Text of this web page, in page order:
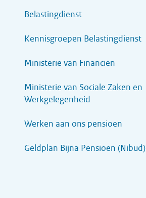
Belastingdienst
Kennisgroepen Belastingdienst
Ministerie van Financiën
Ministerie van Sociale Zaken en
Werkgelegenheid
Werken aan ons pensioen
Geldplan Bijna Pensioen (Nibud)